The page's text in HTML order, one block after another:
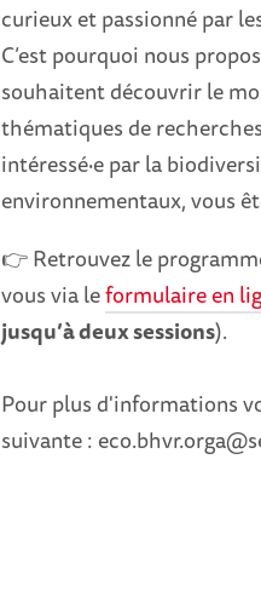
curieux et passionné par
C’est pourquoi nous
souhaitent découvrir le
thématiques de
intéressé·e par la
environnementaux, vous
👉 Retrouvez le
vous via leformulaire en
jusqu’à deux sessions).
Pour plus d'informations
suivante :